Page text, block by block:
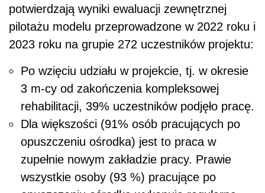
potwierdzają wyniki ewaluacji zewnętrznej
pilotażu modelu przeprowadzone w 2022 roku i
2023 roku na grupie 272 uczestników projektu:
Po wzięciu udziału w projekcie, tj. w okresie
3 m-cy od zakończenia kompleksowej
rehabilitacji, 39% uczestników podjęło pracę.
Dla większości (91% osób pracujących po
opuszczeniu ośrodka) jest to praca w
zupełnie nowym zakładzie pracy. Prawie
wszystkie osoby (93 %) pracujące po